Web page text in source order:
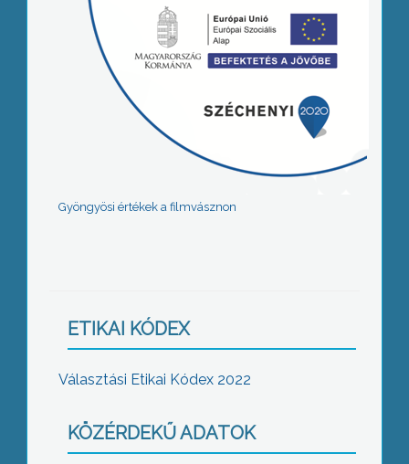
Gyöngyösi értékek a filmvásznon
ETIKAI KÓDEX
Választási Etikai Kódex 2022
KÖZÉRDEKŰ ADATOK